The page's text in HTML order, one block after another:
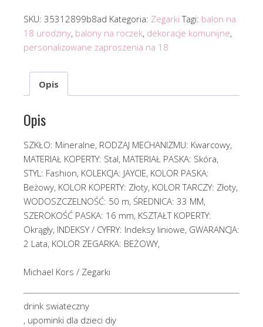
SKU: 35312899b8ad Kategoria: Zegarki Tagi: balon na
18 urodziny, balony na roczek, dekoracje komunijne,
personalizowane zaproszenia na 18
Opis
Opis
SZKŁO: Mineralne, RODZAJ MECHANIZMU: Kwarcowy,
MATERIAŁ KOPERTY: Stal, MATERIAŁ PASKA: Skóra,
STYL: Fashion, KOLEKCJA: JAYCIE, KOLOR PASKA:
Beżowy, KOLOR KOPERTY: Złoty, KOLOR TARCZY: Złoty,
WODOSZCZELNOŚĆ: 50 m, ŚREDNICA: 33 MM,
SZEROKOŚĆ PASKA: 16 mm, KSZTAŁT KOPERTY:
Okrągły, INDEKSY / CYFRY: Indeksy liniowe, GWARANCJA:
2 Lata, KOLOR ZEGARKA: BEŻOWY,
Michael Kors / Zegarki
drink swiateczny
, upominki dla dzieci diy